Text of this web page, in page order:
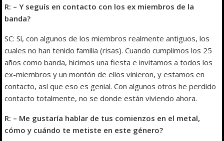
R: – Y seguís en contacto con los ex miembros de la
banda?
SC: Sí, con algunos de los miembros realmente antiguos, los
cuales no han tenido familia (risas). Cuando cumplimos los 25
años como banda, hicimos una fiesta e invitamos a todos los
ex-miembros y un montón de ellos vinieron, y estamos en
contacto, así que eso es genial. Con algunos otros he perdido
contacto totalmente, no se donde están viviendo ahora.
R: – Me gustaría hablar de tus comienzos en el metal,
cómo y cuándo te metiste en este género?